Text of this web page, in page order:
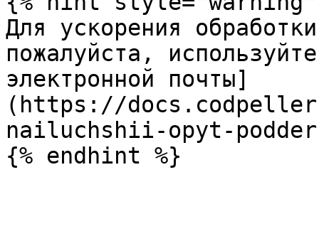
Для ускорения
пожалуйста,
электронной почты]
(https://
nailuchshii-opyt-